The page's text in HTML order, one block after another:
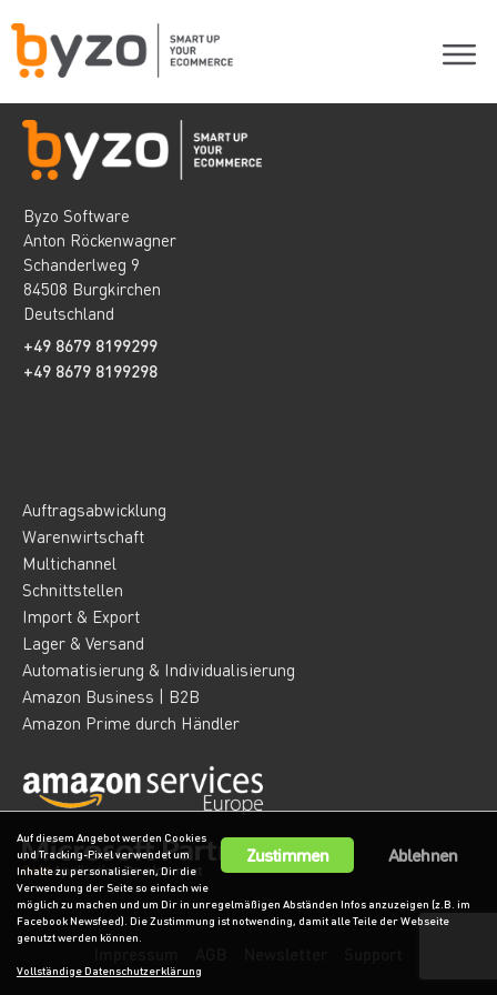
Byzo Software
Anton Röckenwagner
Schanderlweg 9
84508 Burgkirchen
Deutschland
+49 8679 8199299
+49 8679 8199298
Auftragsabwicklung
Warenwirtschaft
Multichannel
Schnittstellen
Import & Export
Lager & Versand
Automatisierung & Individualisierung
Amazon Business | B2B
Amazon Prime durch Händler
Ablehnen
Zustimmen
Auf diesem Angebot werden Cookies
und Tracking-Pixel verwendet um
Inhalte zu personalisieren, Dir die
Verwendung der Seite so einfach wie
möglich zu machen und um Dir in unregelmäßigen Abständen Infos anzuzeigen (z.B. im
Facebook Newsfeed). Die Zustimmung ist notwending, damit alle Teile der Webseite
genutzt werden können.
Vollständige Datenschutzerklärung